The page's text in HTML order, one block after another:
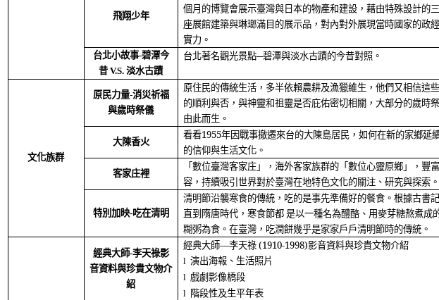
飛翔少年
個月的博覽會展示臺灣與日本的物產和建設，藉由特殊設計的
座展館建築與琳瑯滿目的展示品，對內對外展現當時國家的政
實力。
台北小故事-碧潭今
昔V.S. 淡水古蹟
台北著名觀光景點─碧潭與淡水古蹟的今昔對照。
文化族群
原民力量-消災祈福
與歲時祭儀
原住民的傳統生活，多半依賴農耕及漁獵維生，他們又相信這
的順利與否，與神靈和祖靈是否庇佑密切相關，大部分的歲時
由此而生。
大陳香火
看看1955年因戰事撤遷來台的大陳島居民，如何在新的家鄉延
的信仰與生活文化。
客家庄裡
「數位臺灣客家庄」， 海外客家族群的「數位心靈原鄉」，豐
容，持續吸引世界對於臺灣在地特色文化的關注、研究與探索。
特別加映-吃在清明
清明節沿襲寒食的傳統，吃的是事先準備好的餐食。根據古書
直到隋唐時代，寒食節都 是以一種名為醴酪、用麥芽糖熬煮成
糊粥為食。在臺灣，吃潤餅幾乎是家家戶戶清明節時的傳統。
經典大師-李天祿影
音資料與珍貴文物介
紹
經典大師―李天祿(1910-1998)影音資料與珍貴文物介紹
l 演出海報、生活照片
l 戲劇影像橋段
l 階段性及生平年表